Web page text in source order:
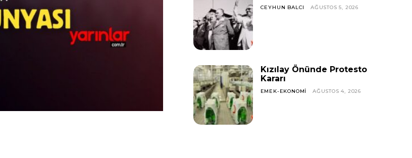
CEYHUN BALCI AĞUSTOS 5, 2026
Kızılay Önünde Protesto
Kararı
EMEK-EKONOMI AĞUSTOS 4, 2026